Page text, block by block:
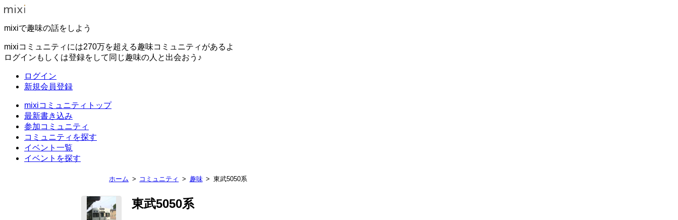
mixiで趣味の話をしよう
mixiコミュニティには270万を超える趣味コミュニティがあるよ
ログインもしくは登録をして同じ趣味の人と出会おう♪
ログイン
新規会員登録
mixiコミュニティトップ
最新書き込み
参加コミュニティ
コミュニティを探す
イベント一覧
イベントを探す
ホーム コミュニティ 趣味 東武5050系
東武5050系